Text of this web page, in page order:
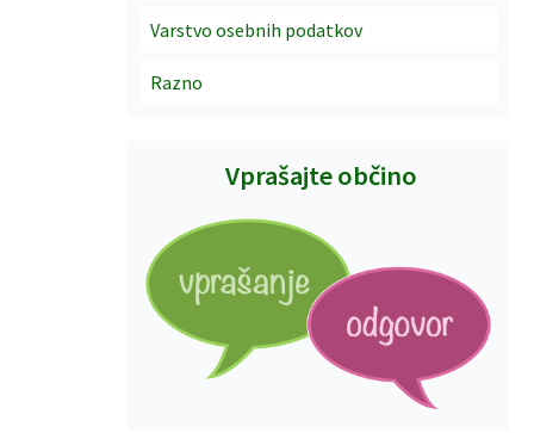
Varstvo osebnih podatkov
Razno
Vprašajte občino